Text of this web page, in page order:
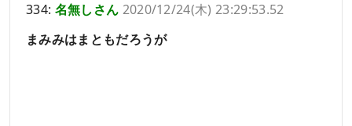
334: 名無しさん 2020/12/24(木) 23:29:53.52
まみみはまともだろうが